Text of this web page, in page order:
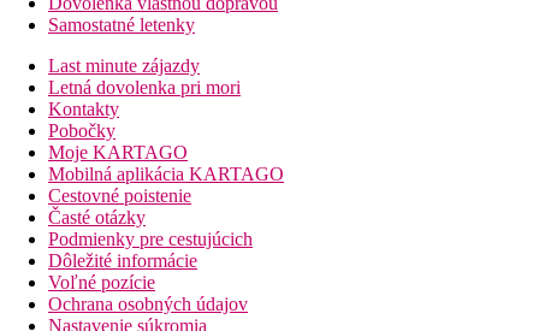
Samostatné letenky
Last minute zájazdy
Letná dovolenka pri mori
Kontakty
Pobočky
Moje KARTAGO
Mobilná aplikácia KARTAGO
Cestovné poistenie
Časté otázky
Podmienky pre cestujúcich
Dôležité informácie
Voľné pozície
Ochrana osobných údajov
Nastavenie súkromia